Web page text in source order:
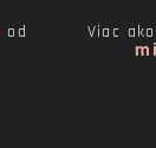
od
Viac